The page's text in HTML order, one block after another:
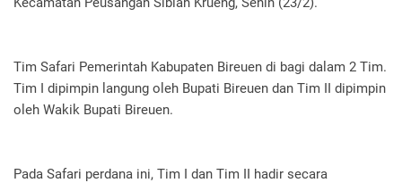
Tim Safari Pemerintah Kabupaten Bireuen di bagi dalam 2 Tim.
Tim I dipimpin langung oleh Bupati Bireuen dan Tim II dipimpin
oleh Wakik Bupati Bireuen.
Pada Safari perdana ini, Tim I dan Tim II hadir secara